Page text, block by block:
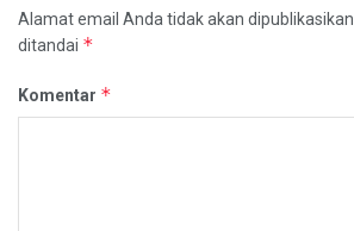
Alamat email Anda tidak akan dipublikasikan.
ditandai *
Komentar *